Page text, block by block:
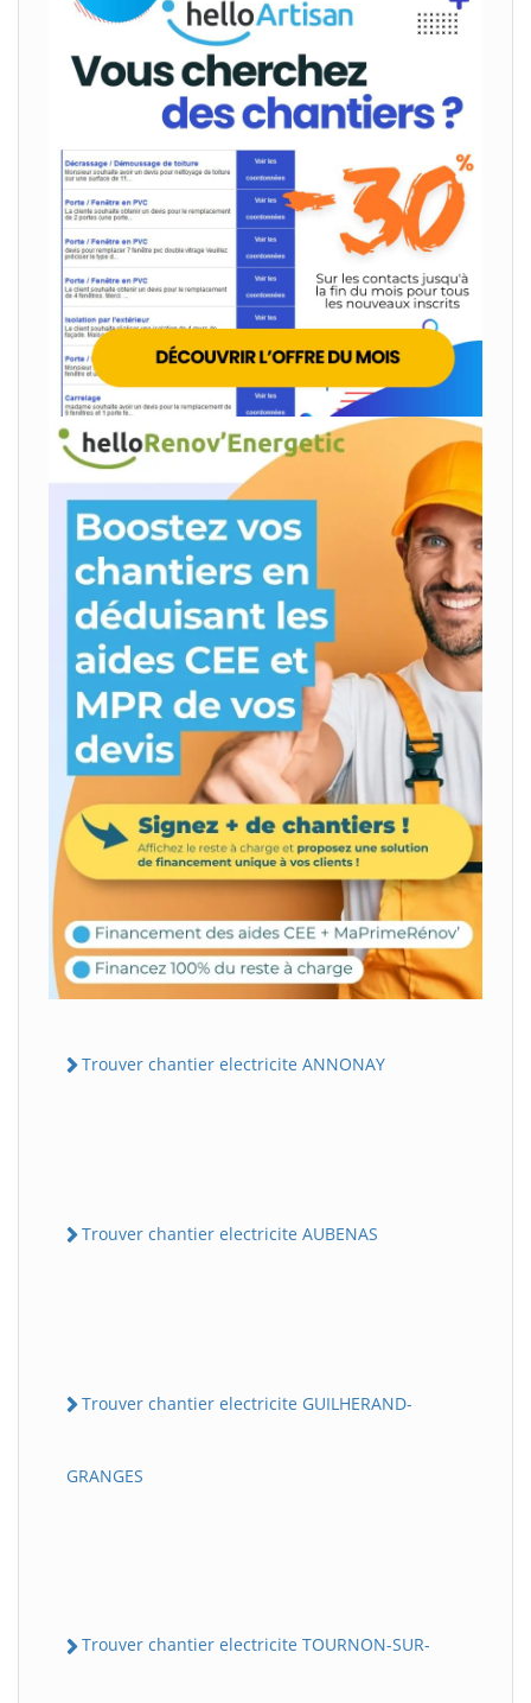
Trouver chantier electricite ANNONAY
Trouver chantier electricite AUBENAS
Trouver chantier electricite GUILHERAND-
GRANGES
Trouver chantier electricite TOURNON-SUR-